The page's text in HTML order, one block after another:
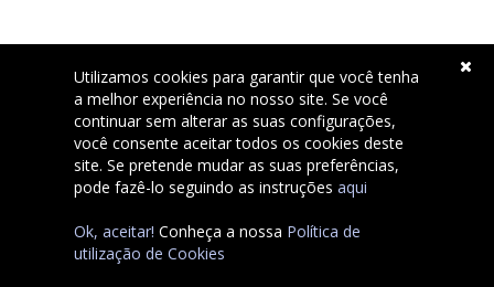
Copyright © 2026 Pombaldir.com Serviços Internet Unip, Lda..
All Rights Reserved.
Utilizamos cookies para garantir que você tenha
a melhor experiência no nosso site. Se você
continuar sem alterar as suas configurações,
você consente aceitar todos os cookies deste
site. Se pretende mudar as suas preferências,
pode fazê-lo seguindo as instruçõesaqui
Ok, aceitar! Conheça a nossa Política de
utilização de Cookies